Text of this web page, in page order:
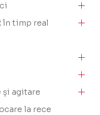
în timp real
și agitare
la rece